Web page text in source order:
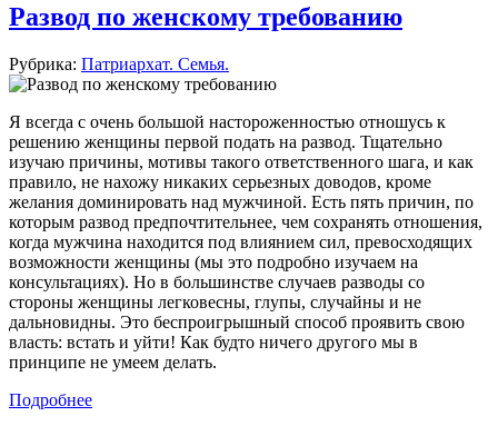
Развод по женскому требованию
Рубрика: Патриархат. Семья.
Я всегда с очень большой настороженностью отношусь к
решению женщины первой подать на развод. Тщательно
изучаю причины, мотивы такого ответственного шага, и как
правило, не нахожу никаких серьезных доводов, кроме
желания доминировать над мужчиной. Есть пять причин, по
которым развод предпочтительнее, чем сохранять отношения,
когда мужчина находится под влиянием сил, превосходящих
возможности женщины (мы это подробно изучаем на
консультациях). Но в большинстве случаев разводы со
стороны женщины легковесны, глупы, случайны и не
дальновидны. Это беспроигрышный способ проявить свою
власть: встать и уйти! Как будто ничего другого мы в
принципе не умеем делать.
Подробнее